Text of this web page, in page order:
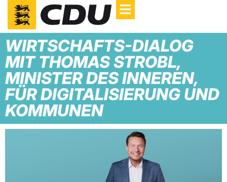
WIRTSCHAFTS-DIALOG
MIT THOMAS STROBL,
MINISTER DES INNEREN,
FÜR DIGITALISIERUNG UND
KOMMUNEN